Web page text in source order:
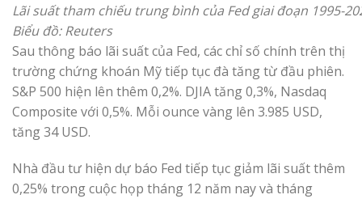
Lãi suất tham chiếu trung bình của Fed giai đoạn 1995-
Biểu đồ: Reuters
Sau thông báo lãi suất của Fed, các chỉ số chính trên thị
trường chứng khoán Mỹ tiếp tục đà tăng từ đầu phiên.
S&P 500 hiện lên thêm 0,2%. DJIA tăng 0,3%, Nasdaq
Composite với 0,5%. Mỗi ounce vàng lên 3.985 USD,
tăng 34 USD.
Nhà đầu tư hiện dự báo Fed tiếp tục giảm lãi suất thêm
0,25% trong cuộc họp tháng 12 năm nay và tháng